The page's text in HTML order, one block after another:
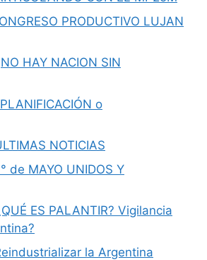
PRODUCTIVO LUJAN
NO HAY NACION SIN
PLANIFICACIÓN o
NOTICIAS
de MAYO UNIDOS Y
ES PALANTIR? Vigilancia
la Argentina